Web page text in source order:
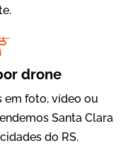
drone
em foto, vídeo ou
Santa Clara
do RS.